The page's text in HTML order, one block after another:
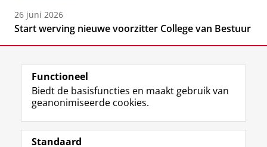
26 juni 2026
Start werving nieuwe voorzitter College van Bestuur
Volg de RUG
F
a
L
i
R
S
I
n
Y
o
Functioneel
Biedt de basisfuncties en maakt gebruik van
geanonimiseerde cookies.
Standaard